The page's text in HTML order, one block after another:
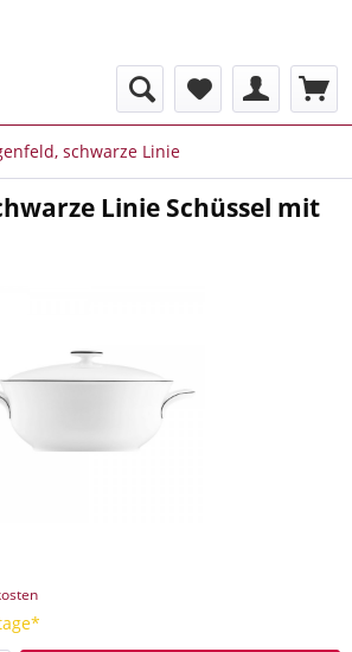
schwarze Linie
Linie Schüssel mit